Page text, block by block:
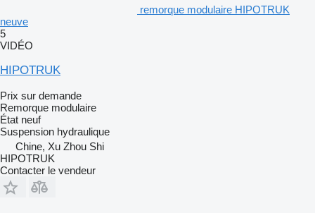
remorque modulaire HIPOTRUK
neuve
5
VIDÉO
HIPOTRUK
Prix sur demande
Remorque modulaire
État neuf
Suspension hydraulique
Chine, Xu Zhou Shi
HIPOTRUK
Contacter le vendeur